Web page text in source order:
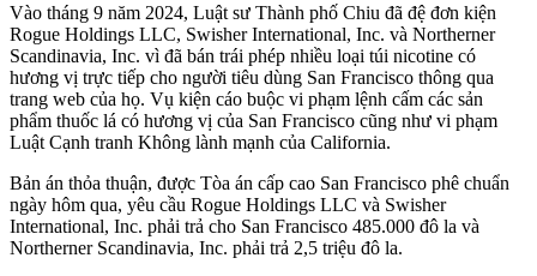
Vào tháng 9 năm 2024, Luật sư Thành phố Chiu đã đệ đơn kiện
Rogue Holdings LLC, Swisher International, Inc. và Northerner
Scandinavia, Inc. vì đã bán trái phép nhiều loại túi nicotine có
hương vị trực tiếp cho người tiêu dùng San Francisco thông qua
trang web của họ. Vụ kiện cáo buộc vi phạm lệnh cấm các sản
phẩm thuốc lá có hương vị của San Francisco cũng như vi phạm
Luật Cạnh tranh Không lành mạnh của California.
Bản án thỏa thuận, được Tòa án cấp cao San Francisco phê chuẩn
ngày hôm qua, yêu cầu Rogue Holdings LLC và Swisher
International, Inc. phải trả cho San Francisco 485.000 đô la và
Northerner Scandinavia, Inc. phải trả 2,5 triệu đô la.